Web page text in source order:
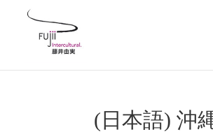
(日本語) 沖